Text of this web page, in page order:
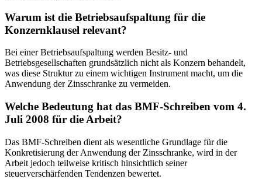
Warum ist die Betriebsaufspaltung für die
Konzernklausel relevant?
Bei einer Betriebsaufspaltung werden Besitz- und
Betriebsgesellschaften grundsätzlich nicht als Konzern behandelt,
was diese Struktur zu einem wichtigen Instrument macht, um die
Anwendung der Zinsschranke zu vermeiden.
Welche Bedeutung hat das BMF-Schreiben vom 4.
Juli 2008 für die Arbeit?
Das BMF-Schreiben dient als wesentliche Grundlage für die
Konkretisierung der Anwendung der Zinsschranke, wird in der
Arbeit jedoch teilweise kritisch hinsichtlich seiner
steuerverschärfenden Tendenzen bewertet.